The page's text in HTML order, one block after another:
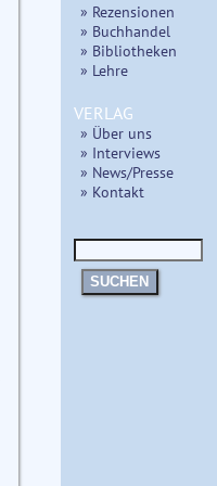
» Rezensionen
» Buchhandel
» Bibliotheken
» Lehre
VERLAG
» Über uns
» Interviews
» News/Presse
» Kontakt
SUCHEN